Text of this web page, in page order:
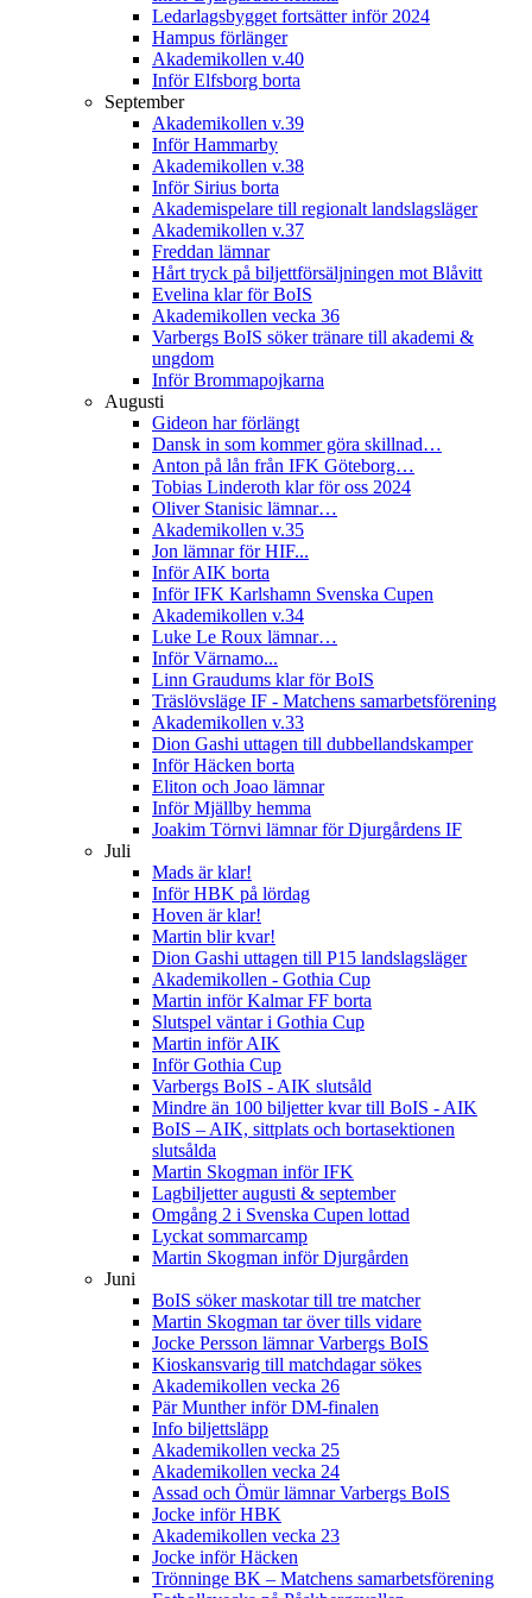
Ledarlagsbygget fortsätter inför 2024
Hampus förlänger
Akademikollen v.40
Inför Elfsborg borta
September
Akademikollen v.39
Inför Hammarby
Akademikollen v.38
Inför Sirius borta
Akademispelare till regionalt landslagsläger
Akademikollen v.37
Freddan lämnar
Hårt tryck på biljettförsäljningen mot Blåvitt
Evelina klar för BoIS
Akademikollen vecka 36
Varbergs BoIS söker tränare till akademi &
ungdom
Inför Brommapojkarna
Augusti
Gideon har förlängt
Dansk in som kommer göra skillnad…
Anton på lån från IFK Göteborg…
Tobias Linderoth klar för oss 2024
Oliver Stanisic lämnar…
Akademikollen v.35
Jon lämnar för HIF...
Inför AIK borta
Inför IFK Karlshamn Svenska Cupen
Akademikollen v.34
Luke Le Roux lämnar…
Inför Värnamo...
Linn Graudums klar för BoIS
Träslövsläge IF - Matchens samarbetsförening
Akademikollen v.33
Dion Gashi uttagen till dubbellandskamper
Inför Häcken borta
Eliton och Joao lämnar
Inför Mjällby hemma
Joakim Törnvi lämnar för Djurgårdens IF
Juli
Mads är klar!
Inför HBK på lördag
Hoven är klar!
Martin blir kvar!
Dion Gashi uttagen till P15 landslagsläger
Akademikollen - Gothia Cup
Martin inför Kalmar FF borta
Slutspel väntar i Gothia Cup
Martin inför AIK
Inför Gothia Cup
Varbergs BoIS - AIK slutsåld
Mindre än 100 biljetter kvar till BoIS - AIK
BoIS – AIK, sittplats och bortasektionen
slutsålda
Martin Skogman inför IFK
Lagbiljetter augusti & september
Omgång 2 i Svenska Cupen lottad
Lyckat sommarcamp
Martin Skogman inför Djurgården
Juni
BoIS söker maskotar till tre matcher
Martin Skogman tar över tills vidare
Jocke Persson lämnar Varbergs BoIS
Kioskansvarig till matchdagar sökes
Akademikollen vecka 26
Pär Munther inför DM-finalen
Info biljettsläpp
Akademikollen vecka 25
Akademikollen vecka 24
Assad och Ömür lämnar Varbergs BoIS
Jocke inför HBK
Akademikollen vecka 23
Jocke inför Häcken
Trönninge BK – Matchens samarbetsförening